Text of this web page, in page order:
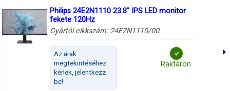
Philips 24E2N1110 23.8" IPS LED monitor
fekete 120Hz
Gyártói cikkszám: 24E2N1110/00
Az árak
megtekintéséhez
kérlek, jelentkezz
be!
Raktáron